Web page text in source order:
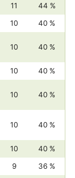
11
44 %
10 40 %
10 40 %
10 40 %
10 40 %
10 40 %
10
40 %
9 36 %